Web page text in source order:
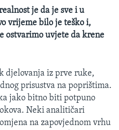
je da je sve i u
vrijeme bilo je teško i,
ostvarimo uvjete da krene
djelovanja iz prve ruke,
prisustva na poprištima.
jako bitno biti potpuno
Neki analitičari
na zapovjednom vrhu